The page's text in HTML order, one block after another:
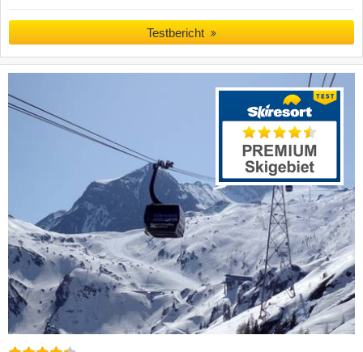
Testbericht